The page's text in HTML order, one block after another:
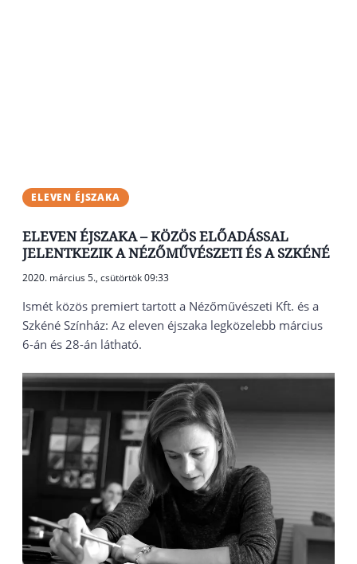
ELEVEN ÉJSZAKA
ELEVEN ÉJSZAKA – KÖZÖS ELŐADÁSSAL
JELENTKEZIK A NÉZŐMŰVÉSZETI ÉS A SZKÉNÉ
2020. március 5., csütörtök 09:33
Ismét közös premiert tartott a Nézőművészeti Kft. és a
Szkéné Színház: Az eleven éjszaka legközelebb március
6-án és 28-án látható.